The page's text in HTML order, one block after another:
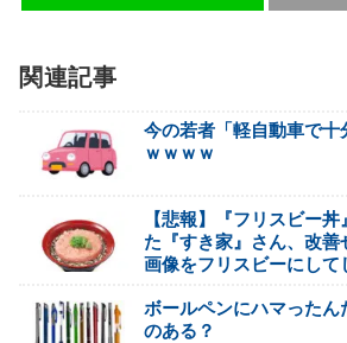
関連記事
今の若者「軽自動車で
ｗｗｗｗ
【悲報】『フリスビー
た『すき家』さん、改善
画像をフリスビーにして
ボールペンにハマったん
のある？